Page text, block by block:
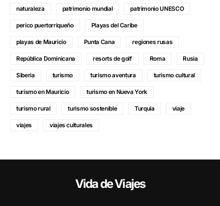
naturaleza patrimonio mundial patrimonio UNESCO
perico puertorriqueño Playas del Caribe
playas de Mauricio Punta Cana regiones rusas
República Dominicana resorts de golf Roma Rusia
Siberia turismo turismo aventura turismo cultural
turismo en Mauricio turismo en Nueva York
turismo rural turismo sostenible Turquía viaje
viajes viajes culturales
Vida de Viajes